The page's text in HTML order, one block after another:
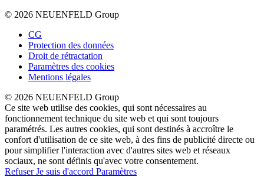
© 2026 NEUENFELD Group
CG
Protection des données
Droit de rétractation
Paramètres des cookies
Mentions légales
© 2026 NEUENFELD Group
Ce site web utilise des cookies, qui sont nécessaires au
fonctionnement technique du site web et qui sont toujours
paramétrés. Les autres cookies, qui sont destinés à accroître le
confort d'utilisation de ce site web, à des fins de publicité directe ou
pour simplifier l'interaction avec d'autres sites web et réseaux
sociaux, ne sont définis qu'avec votre consentement.
RefuserJe suis d'accord Paramètres